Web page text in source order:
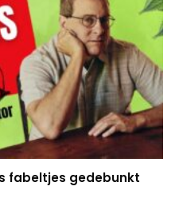
fabeltjes gedebunkt